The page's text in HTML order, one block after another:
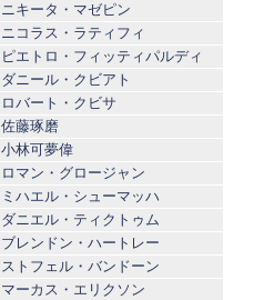
ニキータ・マゼピン
ニコラス・ラティフィ
ピエトロ・フィッティパルディ
ダニール・クビアト
ロバート・クビサ
佐藤琢磨
小林可夢偉
ロマン・グロージャン
ミハエル・シューマッハ
ダニエル・ティクトゥム
ブレンドン・ハートレー
ストフェル・バンドーン
マーカス・エリクソン